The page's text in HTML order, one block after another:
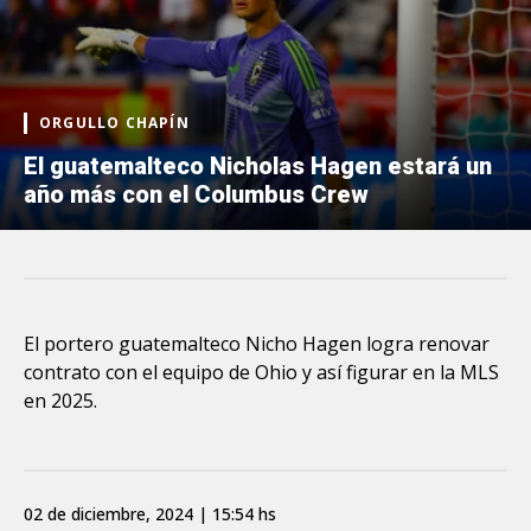
ORGULLO CHAPÍN
El guatemalteco Nicholas Hagen estará un
año más con el Columbus Crew
El portero guatemalteco Nicho Hagen logra renovar
contrato con el equipo de Ohio y así figurar en la MLS
en 2025.
02 de diciembre, 2024 | 15:54 hs